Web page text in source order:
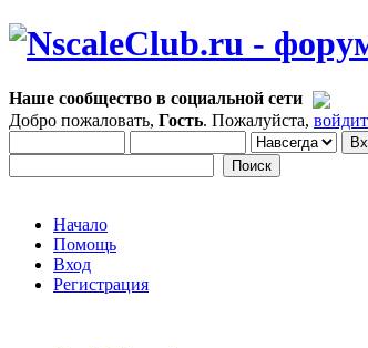
Наше сообщество в социальной сети
Добро пожаловать, Гость. Пожалуйста,
Начало
Помощь
Вход
Регистрация